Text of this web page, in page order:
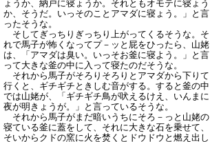
ょうか、納戸に寝ょうか。それともオモテに寝ょう
か、そうだ。いっそのことアマダに寝ょう。」と言
ったそうな。
そしてぎっちりぎっちり上がってくるそうな。そ
れで馬子が怖くなってプ－ッと屁をひったら、山姥
は、「アマダは臭い。いっそお釜に寝よう。」と言
って大きな釜の中に入って寝たのだそうな。
それから馬子がそろりそろりとアマダから下りて
行くと、ギチギチときしむ音がする。すると釜の中
では山姥が、「ギチギチ鳥が吠えるけえ、いんまに
夜が明きょうが。」と言っているそうな。
それから馬子がまだ暗いうちにそろ－っと山姥の
寝ている釜に蓋をして、それに大きな石を乗せて、
そいからクドの窯に火を焚くとドウドウと燃え出し